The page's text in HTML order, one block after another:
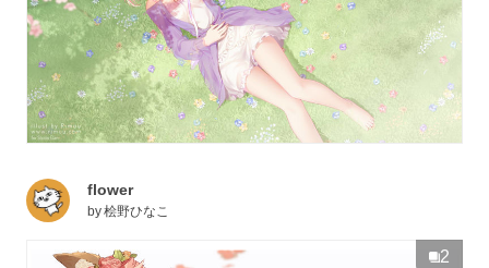
flower
by桧野ひなこ
2